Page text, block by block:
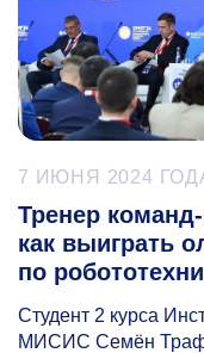
7 ИЮНЯ 2024
Тренер
как выиграть
по
Студент 2 курса
МИСИС Семён